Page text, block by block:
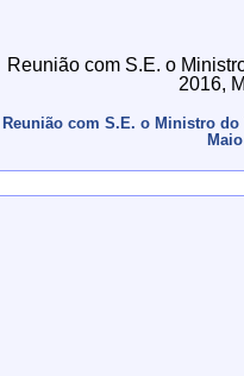
Reunião com S.E. o Ministro do
Maio